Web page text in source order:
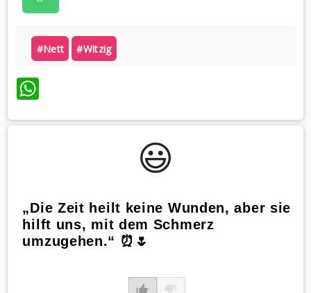
#nett #witzig
WhatsApp
😃️
„Die Zeit heilt keine Wunden, aber sie
hilft uns, mit dem Schmerz
umzugehen.“ ⏰🌷